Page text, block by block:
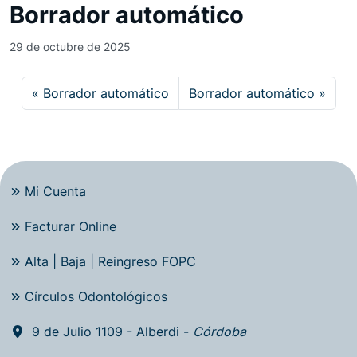
Borrador automático
29 de octubre de 2025
Borrador automático Borrador automático
Mi Cuenta
Facturar Online
Alta | Baja | Reingreso FOPC
Círculos Odontológicos
9 de Julio 1109 - Alberdi - Córdoba